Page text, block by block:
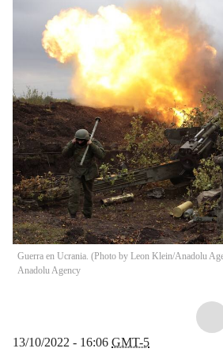
Guerra en Ucrania. (Photo by Leon Klein/Anadolu
Anadolu Agency
13/10/2022 - 16:06 GMT-5